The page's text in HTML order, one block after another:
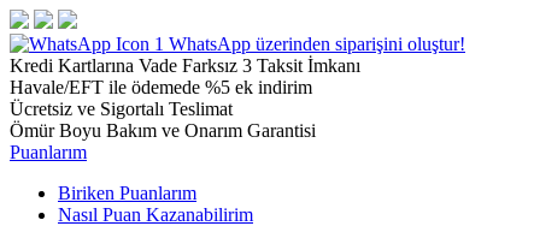
1 WhatsApp üzerinden siparişini oluştur!
Kredi Kartlarına Vade Farksız 3 Taksit İmkanı
Havale/EFT ile ödemede %5 ek indirim
Ücretsiz ve Sigortalı Teslimat
Ömür Boyu Bakım ve Onarım Garantisi
Puanlarım
Biriken Puanlarım
Nasıl Puan Kazanabilirim